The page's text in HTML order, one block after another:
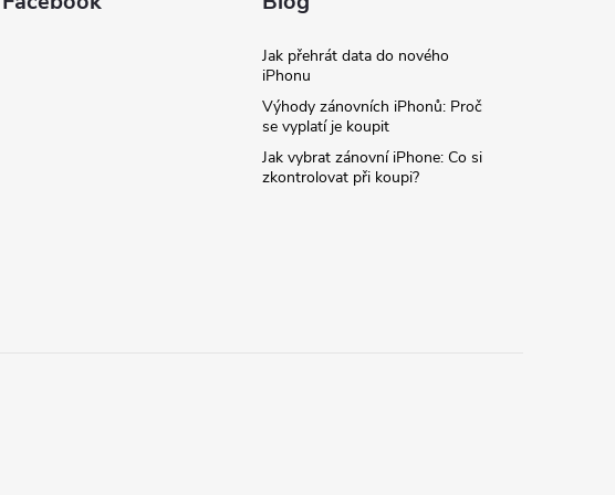
Jak přehrát data do nového
iPhonu
Výhody zánovních iPhonů: Proč
se vyplatí je koupit
Jak vybrat zánovní iPhone: Co si
zkontrolovat při koupi?